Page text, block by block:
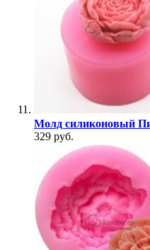
Молд силиконовый
329 руб.